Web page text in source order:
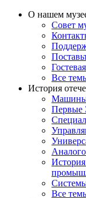
О нашем
Совет
Все
История
Машины
Все